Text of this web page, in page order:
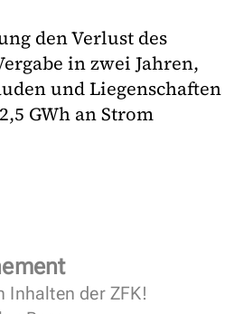
den Verlust des
in zwei Jahren,
und Liegenschaften
GWh an Strom
Inhalten der ZFK!